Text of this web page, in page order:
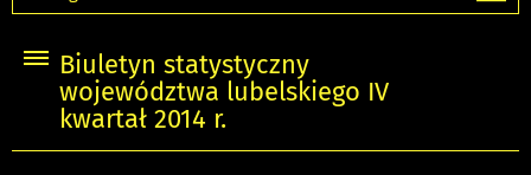
Biuletyn statystyczny
województwa lubelskiego IV
kwartał 2014 r.